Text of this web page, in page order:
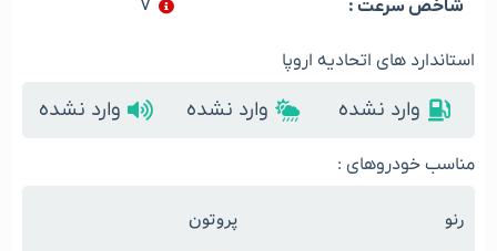
شاخص سرعت :
V
استاندارد های اتحادیه اروپا
وارد نشده وارد نشده وارد نشده
مناسب خودروهای :
رنو
پروتون